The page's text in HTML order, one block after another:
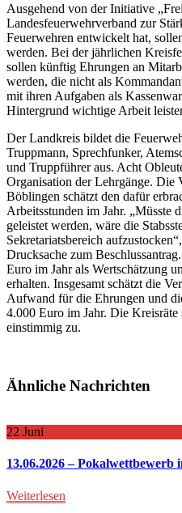
Ausgehend von der Initiative
Landesfeuerwehrverband zur
Feuerwehren entwickelt hat,
werden. Bei der jährlichen
sollen künftig Ehrungen an
werden, die nicht als
mit ihren Aufgaben als
Hintergrund wichtige Arbeit
Der Landkreis bildet die
Truppmann, Sprechfunker,
und Truppführer aus. Acht
Organisation der Lehrgänge. Die
Böblingen schätzt den dafür
Arbeitsstunden im Jahr. „Müsste
geleistet werden, wäre die
Sekretariatsbereich
Drucksache zum
Euro im Jahr als Wertschätzung
erhalten. Insgesamt schätzt die
Aufwand für die Ehrungen und
4.000 Euro im Jahr. Die Kreisräte
einstimmig zu.
Ähnliche Nachrichten
22 Juni
13.06.2026 – Pokalwettbewerb
Weiterlesen